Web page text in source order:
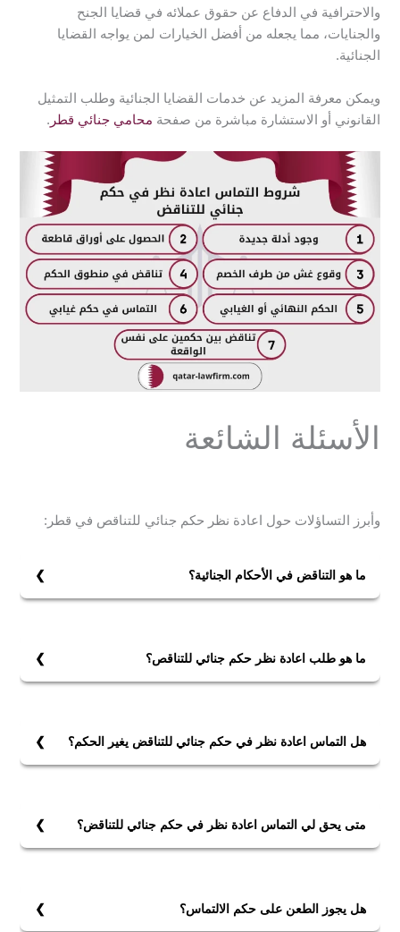
والاحترافية في الدفاع عن حقوق عملائه في قضايا الجنح
والجنايات، مما يجعله من أفضل الخيارات لمن يواجه القضايا
الجنائية.
ويمكن معرفة المزيد عن خدمات القضايا الجنائية وطلب التمثيل
القانوني أو الاستشارة مباشرة من صفحة محامي جنائي قطر .
الأسئلة الشائعة
وأبرز التساؤلات حول اعادة نظر حكم جنائي للتناقص في قطر:
ما هو التناقض في الأحكام الجنائية؟
صادرة عن نفس القضية، مما يؤدي إلى عدم الوضوح أو
ما هو طلب اعادة نظر حكم جنائي للتناقص؟
الأدلة أو الاستنتاجات التي بُني عليها الحكم، مما قد يؤدي إلى
هل التماس اعادة نظر في حكم جنائي للتناقض يغير الحكم؟
على القرار القضائي الأصلي.
متى يحق لي التماس اعادة نظر في حكم جنائي للتناقض؟
صدور الحكم المتناقض.
هل يجوز الطعن على حكم الالتماس؟